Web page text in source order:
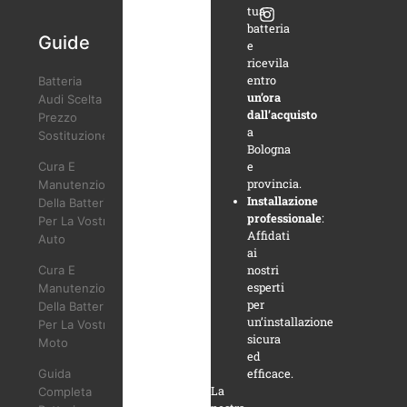
tua
batteria
e
ricevila
entro
un’ora
dall’acquisto
a
Bologna
e
provincia.
Installazione
professionale:
Affidati
ai
nostri
esperti
per
un’installazione
sicura
ed
efficace.
La
Guide
Batteria
Audi Scelta
Prezzo
Sostituzione
Cura E
Manutenzione
Della Batteria
Per La Vostra
Auto
Cura E
Manutenzione
Della Batteria
Per La Vostra
Moto
Guida
Completa